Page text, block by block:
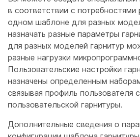
в соответствии с потребностями
одном шаблоне для разных
назначать разные параметры
для разных моделей гарнитур
разные нагрузки
Пользовательские настройки
назначены определенным
связывая профиль пользователя
пользовательской гарнитуры.
Дополнительные сведения о